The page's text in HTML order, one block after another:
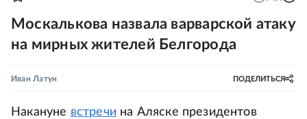
Москалькова назвала варварской атаку
на мирных жителей Белгорода
Иван Латун ПОДЕЛИТЬСЯ
Накануне встречина Аляске президентов